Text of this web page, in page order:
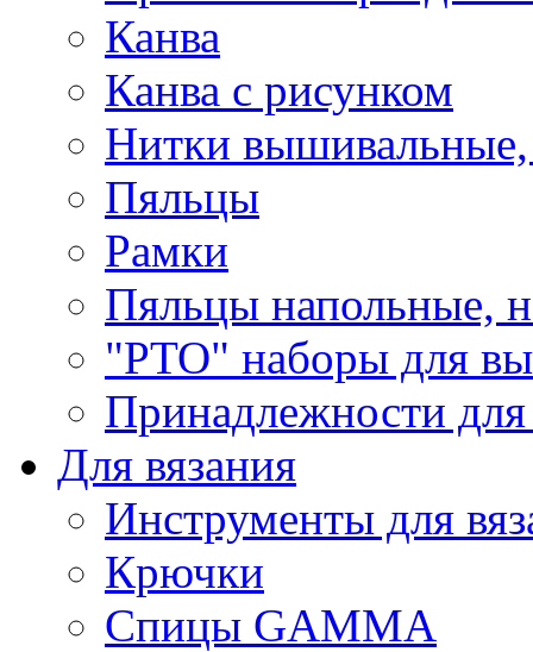
Канва
Канва с рисунком
Нитки
Пяльцы
Рамки
Пяльцы напольные,
"РТО" наборы для
Принадлежности
Для вязания
Инструменты для
Крючки
Спицы GAMMA